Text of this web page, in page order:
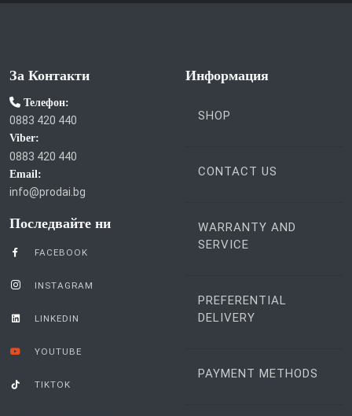
За Контакти
Телефон:
0883 420 440
Viber:
0883 420 440
Email:
info@prodai.bg
Последвайте ни
FACEBOOK
INSTAGRAM
LINKEDIN
YOUTUBE
TIKTOK
Информация
SHOP
CONTACT US
WARRANTY AND
SERVICE
PREFERENTIAL
DELIVERY
PAYMENT METHODS